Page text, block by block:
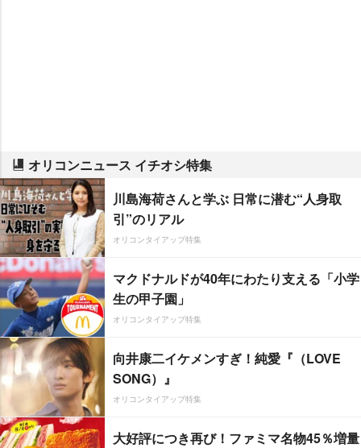
オリコンニュース イチオシ特集
川島海荷さんと学ぶ 日常に潜む“人身取
引”のリアル
オリコンタイアップ特集
マクドナルドが40年にわたり支える「小学
生の甲子園」
オリコンタイアップ特集
向井康二イケメンすぎ！純愛『（LOVE
SONG）』
オリコンタイアップ特集
大好評につき再び！ファミマ名物45％増量